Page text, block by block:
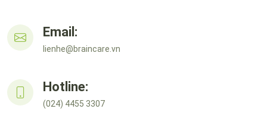
Email:
lienhe@braincare.vn
Hotline:
(024) 4455 3307